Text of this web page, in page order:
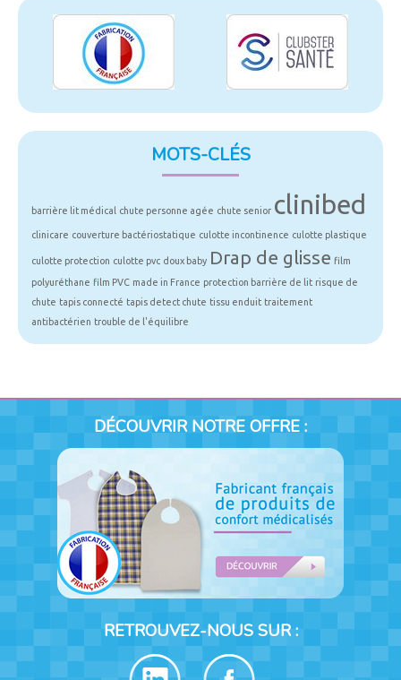
MOTS-CLÉS
barrière lit médical chute personne agée chute senior clinibed
clinicare couverture bactériostatique culotte incontinence culotte plastique
culotte protection culotte pvc doux baby Drap de glisse film
polyuréthane film PVC made in France protection barrière de lit risque de
chute tapis connecté tapis detect chute tissu enduit traitement
antibactérien trouble de l'équilibre
DÉCOUVRIR NOTRE OFFRE :
RETROUVEZ-NOUS SUR :